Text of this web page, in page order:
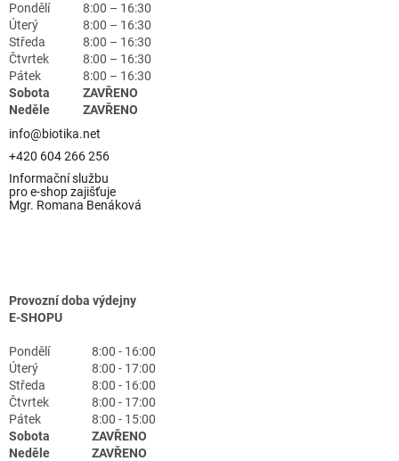
Pondělí
8:00 – 16:30
Úterý
8:00 – 16:30
Středa
8:00 – 16:30
Čtvrtek
8:00 – 16:30
Pátek
8:00 – 16:30
Sobota
ZAVŘENO
Neděle
ZAVŘENO
info@biotika.net
+420 604 266 256
Informační službu
pro e-shop zajišťuje
Mgr. Romana Benáková
Provozní doba výdejny
E-SHOPU
Pondělí
8:00 - 16:00
Úterý
8:00 - 17:00
Středa
8:00 - 16:00
Čtvrtek
8:00 - 17:00
Pátek
8:00 - 15:00
Sobota
ZAVŘENO
Neděle
ZAVŘENO